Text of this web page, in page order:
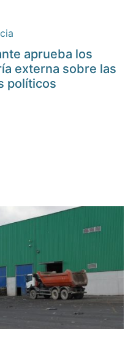
aprueba los
externa sobre las
políticos